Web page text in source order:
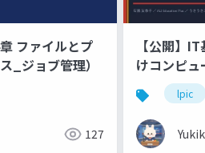
ファイルとプ
_ジョブ管理）
127
【公開】
けコンピ
ドウェア
Linux「難
🐰 ラーメ
ます！
lpic